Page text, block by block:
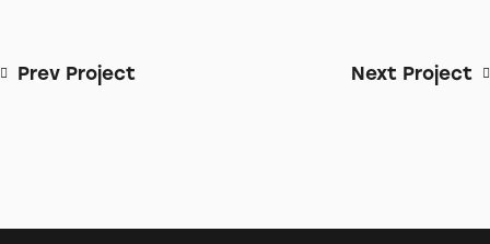
Prev Project Next Project